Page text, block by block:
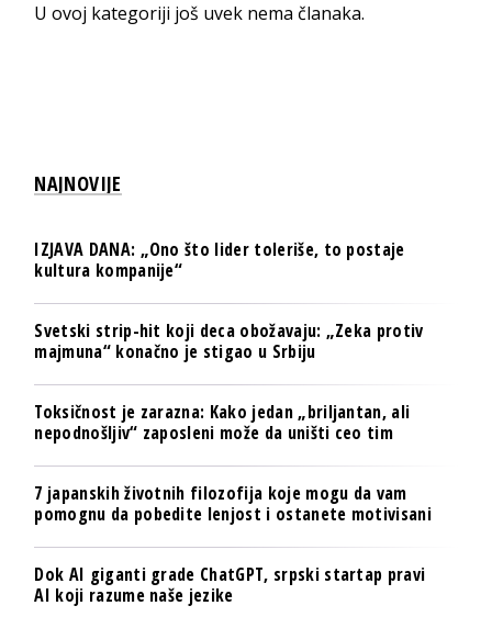
U ovoj kategoriji još uvek nema članaka.
NAJNOVIJE
IZJAVA DANA: „Ono što lider toleriše, to postaje
kultura kompanije“
Svetski strip-hit koji deca obožavaju: „Zeka protiv
majmuna“ konačno je stigao u Srbiju
Toksičnost je zarazna: Kako jedan „briljantan, ali
nepodnošljiv“ zaposleni može da uništi ceo tim
7 japanskih životnih filozofija koje mogu da vam
pomognu da pobedite lenjost i ostanete motivisani
Dok AI giganti grade ChatGPT, srpski startap pravi
AI koji razume naše jezike